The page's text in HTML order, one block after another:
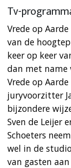
Tv-
Vrede op
van de
keer op keer
dan met name
Vrede op
juryvoorzitter
bijzondere
Sven de Leijer
Schoeters
wel in de
van gasten